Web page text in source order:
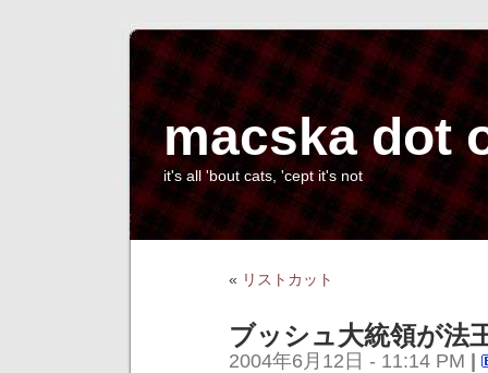
macska dot
it's all 'bout cats, 'cept it's not
« リストカット
ブッシュ大統領が法
2004年6月12日 - 11:14 PM